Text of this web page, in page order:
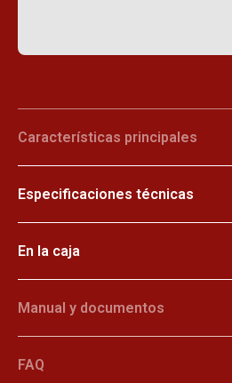
Características principales
Especificaciones técnicas
En la caja
Manual y documentos
FAQ